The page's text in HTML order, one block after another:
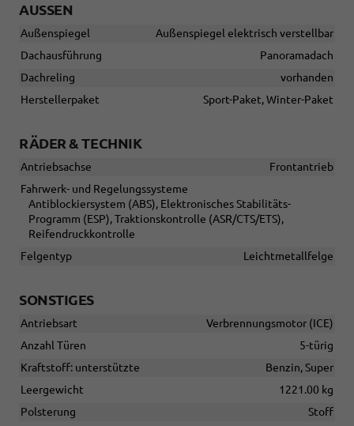
AUSSEN
Außenspiegel
Außenspiegel elektrisch verstellbar
Dachausführung
Panoramadach
Dachreling
vorhanden
Herstellerpaket
Sport-Paket, Winter-Paket
RÄDER & TECHNIK
Antriebsachse
Frontantrieb
Fahrwerk- und Regelungssysteme
Antiblockiersystem (ABS), Elektronisches Stabilitäts-
Programm (ESP), Traktionskontrolle (ASR/CTS/ETS),
Reifendruckkontrolle
Felgentyp
Leichtmetallfelge
SONSTIGES
Antriebsart
Verbrennungsmotor (ICE)
Anzahl Türen
5-türig
Kraftstoff: unterstützte
Benzin, Super
Leergewicht
1221.00 kg
Polsterung
Stoff